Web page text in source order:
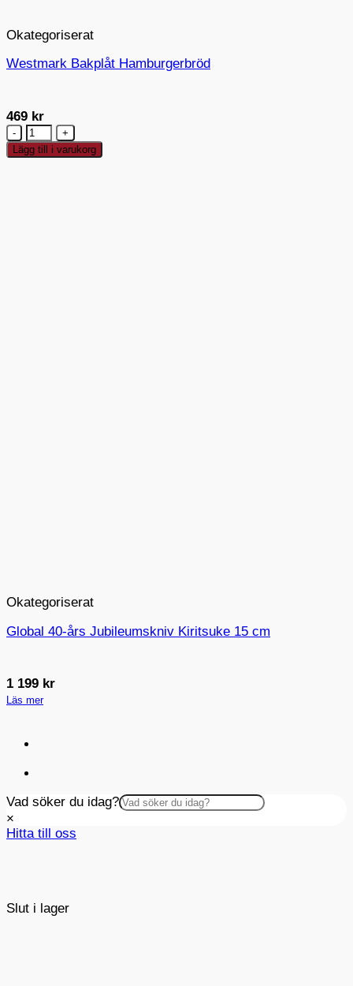
Okategoriserat
Westmark Bakplåt Hamburgerbröd
469 kr
Westmark
Bakplåt
Hamburgerbröd
Lägg till i varukorg
Slut i lager
Okategoriserat
Global 40-års Jubileumskniv Kiritsuke 15 cm
1 199 kr
Läs mer
Vad söker du idag?
×
Hitta till oss